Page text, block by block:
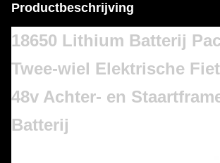
Productbeschrijving
18650 Lithium Batterij
Twee-wiel Elektrische
48v Achter- en
Batterij